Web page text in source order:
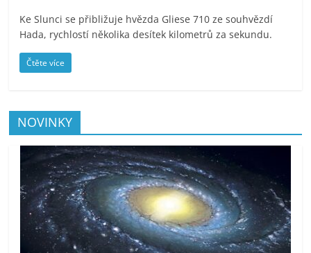
Ke Slunci se přibližuje hvězda Gliese 710 ze souhvězdí
Hada, rychlostí několika desítek kilometrů za sekundu.
Čtěte více
NOVINKY